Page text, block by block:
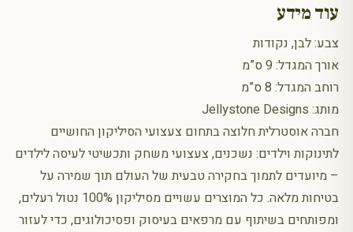
עוד מידע
צבע: לבן, נקודות
אורך המגדל: 9 ס”מ
רוחב המגדל: 8 ס”מ
מותג: Jellystone Designs
חברה אוסטרלית חלוצה בתחום צעצועי הסיליקון החושיים
לתינוקות וילדים: נשכנים, צעצועי משחק ותכשיטי לעיסה לילדים
– מיועדים לתמוך בחקירה טבעית של העולם תוך שמירה על
בטיחות מלאה. כל המוצרים עשויים מסיליקון 100% נטול רעלים,
ומפותחים בשיתוף עם מרפאים בעיסוק ופסיכולוגים, כדי לעזור